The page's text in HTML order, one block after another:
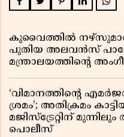
കുവൈത്തിൽ
പുതിയ അലവൻസ്
മന്ത്രാലയത്തിൻ്റെ
‘വിമാനത്തിൻ്റെ
ശ്രമം’; അതിക്രമം
മജിസ്ട്രേറ്റിന്
പൊലീസ്